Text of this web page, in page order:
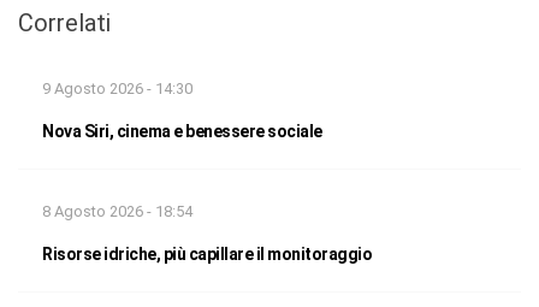
Correlati
9 Agosto 2026 - 14:30
Nova Siri, cinema e benessere sociale
8 Agosto 2026 - 18:54
Risorse idriche, più capillare il monitoraggio